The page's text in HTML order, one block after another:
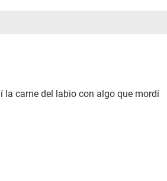
la carne del labio con algo que mordí